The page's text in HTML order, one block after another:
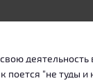
деятельность
поется "не